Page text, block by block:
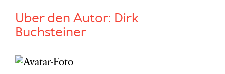
Über den Autor: Dirk
Buchsteiner